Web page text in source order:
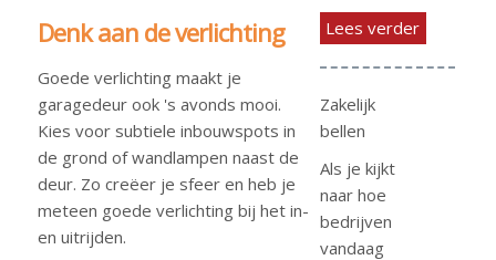
Denk aan de verlichting
Goede verlichting maakt je
garagedeur ook 's avonds mooi.
Kies voor subtiele inbouwspots in
de grond of wandlampen naast de
deur. Zo creëer je sfeer en heb je
meteen goede verlichting bij het in-
en uitrijden.
Lees verder
Zakelijk
bellen
Als je kijkt
naar hoe
bedrijven
vandaag